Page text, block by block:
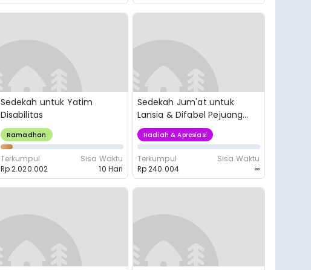
Sedekah untuk Yatim
Disabilitas
Ramadhan
Terkumpul
Rp 2.020.002
Sisa Waktu
10 Hari
Sedekah Jum'at untuk
Lansia & Difabel Pejuang
Keluarga
Hadiah & Apresiasi
Terkumpul
Rp 240.004
Sisa Waktu
∞